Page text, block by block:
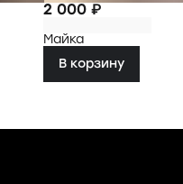
2 000 ₽
Майка
В корзину